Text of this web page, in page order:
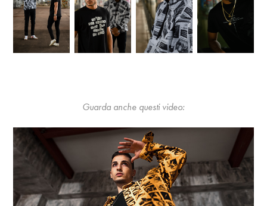
Guarda anche questi video: